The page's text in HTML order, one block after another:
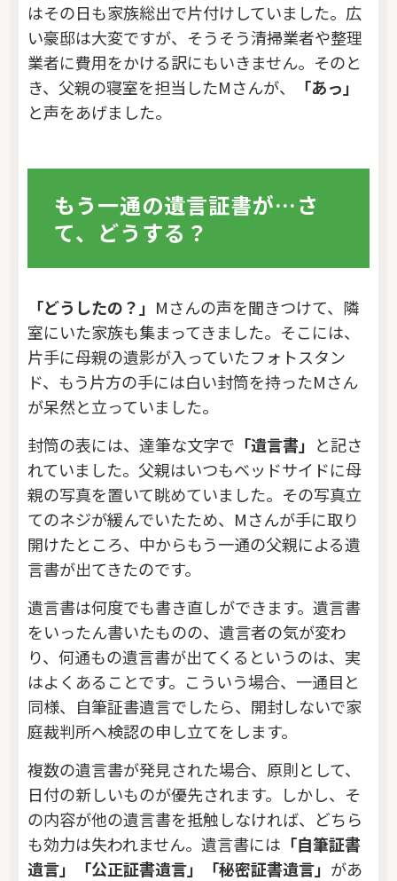
はその日も家族総出で片付けしていました。広
い豪邸は大変ですが、そうそう清掃業者や整理
業者に費用をかける訳にもいきません。そのと
き、父親の寝室を担当したMさんが、
「あっ」
と声をあげました。
もう一通の遺言証書が…さ
て、どうする？
「どうしたの？」 Mさんの声を聞きつけて、隣
室にいた家族も集まってきました。そこには、
片手に母親の遺影が入っていたフォトスタン
ド、もう片方の手には白い封筒を持ったMさん
が呆然と立っていました。
封筒の表には、達筆な文字で 「遺言書」 と記さ
れていました。父親はいつもベッドサイドに母
親の写真を置いて眺めていました。その写真立
てのネジが緩んでいたため、Mさんが手に取り
開けたところ、中からもう一通の父親による遺
言書が出てきたのです。
遺言書は何度でも書き直しができます。遺言書
をいったん書いたものの、遺言者の気が変わ
り、何通もの遺言書が出てくるというのは、実
はよくあることです。こういう場合、一通目と
同様、自筆証書遺言でしたら、開封しないで家
庭裁判所へ検認の申し立てをします。
複数の遺言書が発見された場合、原則として、
日付の新しいものが優先されます。しかし、そ
の内容が他の遺言書を抵触しなければ、どちら
も効力は失われません。遺言書には 「自筆証書
遺言」「公正証書遺言」「秘密証書遺言」 があ